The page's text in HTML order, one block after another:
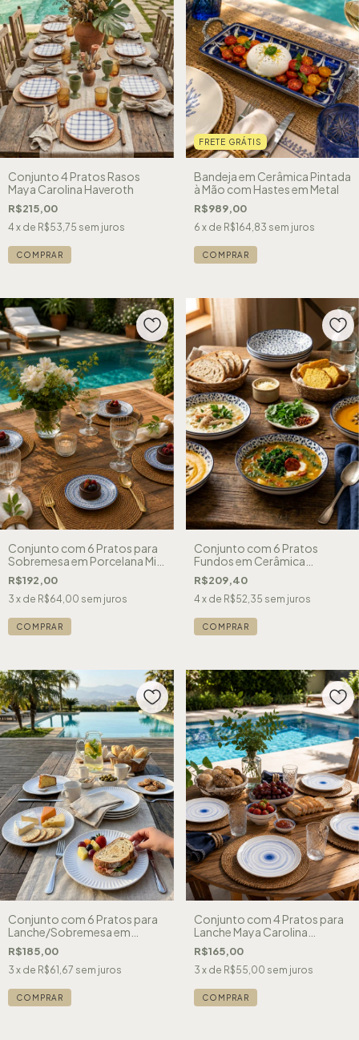
Conjunto 4 Pratos Rasos
Maya Carolina Haveroth
R$215,00
4 x de R$53,75 sem juros
FRETE GRÁTIS
Bandeja em Cerâmica Pintada
à Mão com Hastes em Metal
R$989,00
6 x de R$164,83 sem juros
Conjunto com 6 Pratos para
Sobremesa em Porcelana Mix
and Match
R$192,00
3 x de R$64,00 sem juros
Conjunto com 6 Pratos
Fundos em Cerâmica
Decorado Azul e Branco
R$209,40
4 x de R$52,35 sem juros
Conjunto com 6 Pratos para
Lanche/Sobremesa em
Cerâmica Branco
R$185,00
3 x de R$61,67 sem juros
Conjunto com 4 Pratos para
Lanche Maya Carolina
Haveroth
R$165,00
3 x de R$55,00 sem juros